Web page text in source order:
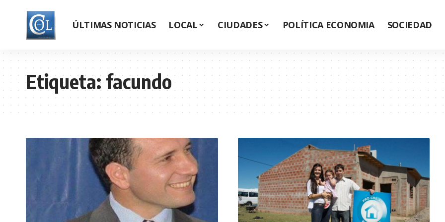
ÚLTIMAS NOTICIAS LOCAL CIUDADES POLÍTICA ECONOMIA SOCIEDAD
Etiqueta: facundo